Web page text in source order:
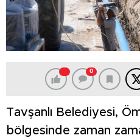
0
Tavşanlı Belediyesi,
bölgesinde zaman